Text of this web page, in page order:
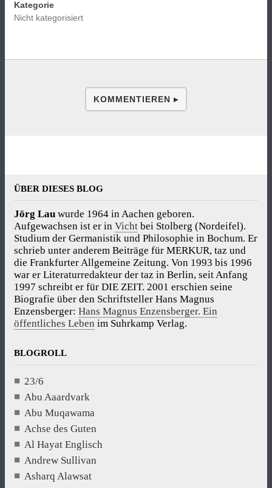
Kategorie
Nicht kategorisiert
KOMMENTIEREN ▸
ÜBER DIESES BLOG
Jörg Lau wurde 1964 in Aachen geboren.
Aufgewachsen ist er in Vicht bei Stolberg (Nordeifel).
Studium der Germanistik und Philosophie in Bochum. Er
schrieb unter anderem Beiträge für MERKUR, taz und
die Frankfurter Allgemeine Zeitung. Von 1993 bis 1996
war er Literaturredakteur der taz in Berlin, seit Anfang
1997 schreibt er für DIE ZEIT. 2001 erschien seine
Biografie über den Schriftsteller Hans Magnus
Enzensberger: Hans Magnus Enzensberger. Ein
öffentliches Leben im Suhrkamp Verlag.
BLOGROLL
23/6
Abu Aaardvark
Abu Muqawama
Achse des Guten
Al Hayat Englisch
Andrew Sullivan
Asharq Alawsat